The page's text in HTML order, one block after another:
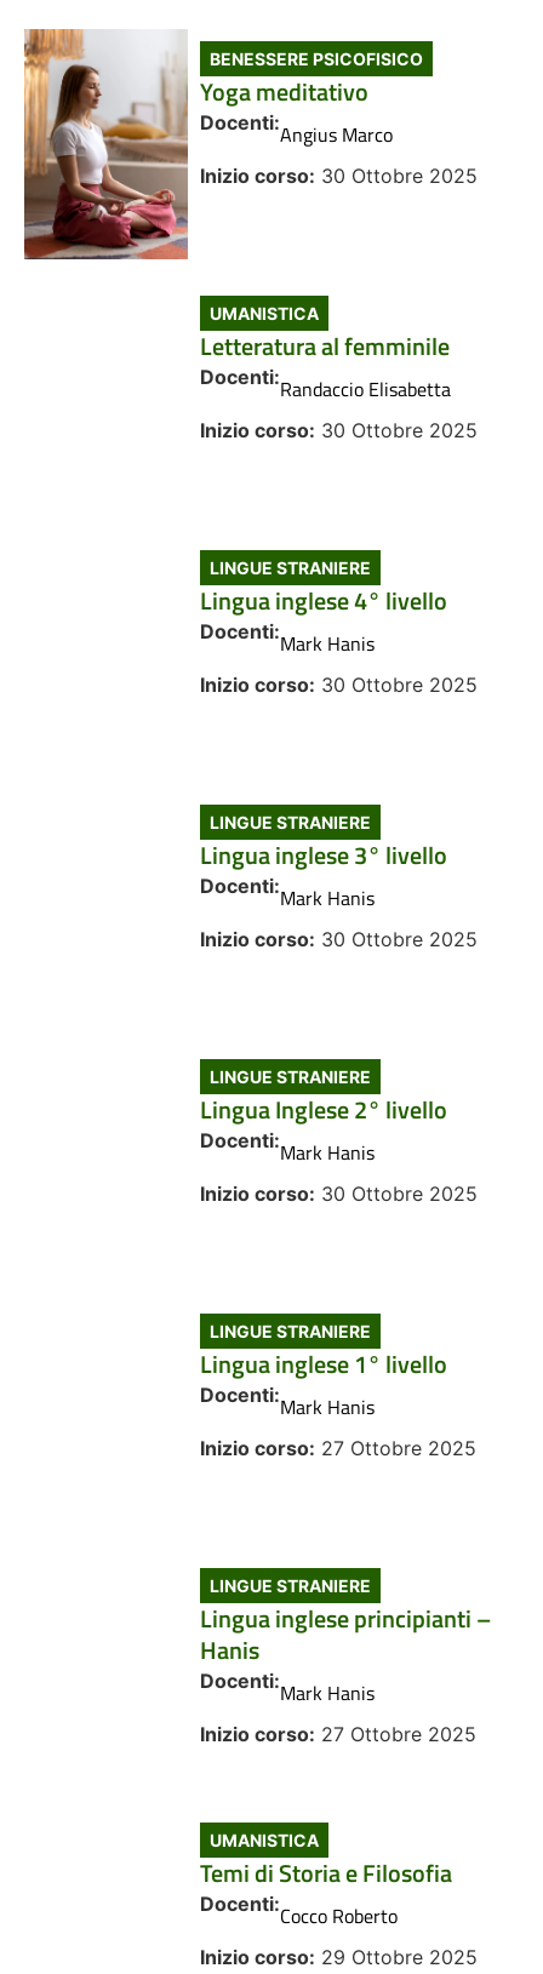
BENESSERE PSICOFISICO
Yoga meditativo
Docenti:Angius Marco
Inizio corso: 30 Ottobre 2025
UMANISTICA
Letteratura al femminile
Docenti:Randaccio Elisabetta
Inizio corso: 30 Ottobre 2025
LINGUE STRANIERE
Lingua inglese 4° livello
Docenti:Mark Hanis
Inizio corso: 30 Ottobre 2025
LINGUE STRANIERE
Lingua inglese 3° livello
Docenti:Mark Hanis
Inizio corso: 30 Ottobre 2025
LINGUE STRANIERE
Lingua Inglese 2° livello
Docenti:Mark Hanis
Inizio corso: 30 Ottobre 2025
LINGUE STRANIERE
Lingua inglese 1° livello
Docenti:Mark Hanis
Inizio corso: 27 Ottobre 2025
LINGUE STRANIERE
Lingua inglese principianti –
Hanis
Docenti:Mark Hanis
Inizio corso: 27 Ottobre 2025
UMANISTICA
Temi di Storia e Filosofia
Docenti:Cocco Roberto
Inizio corso: 29 Ottobre 2025